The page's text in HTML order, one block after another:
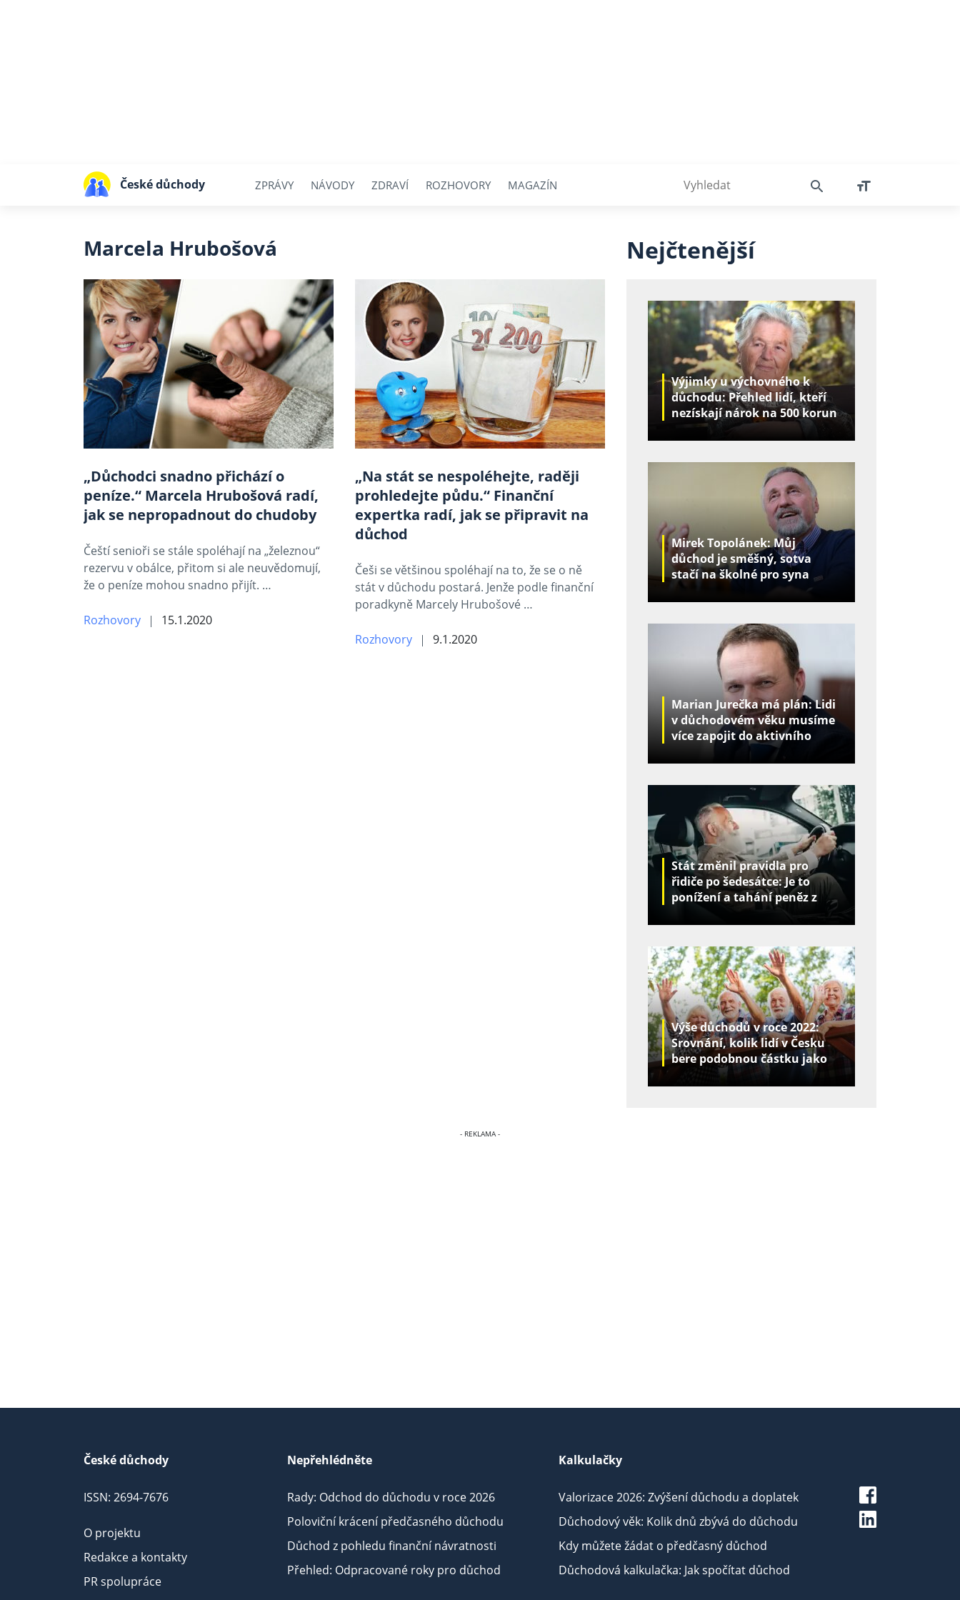
České důchody ZPRÁVY NÁVODY ZDRAVÍ ROZHOVORY MAGAZÍN
Marcela Hrubošová
„Důchodci snadno přichází o
peníze.“ Marcela Hrubošová radí,
jak se nepropadnout do chudoby
Čeští senioři se stále spoléhají na „železnou“
rezervu v obálce, přitom si ale neuvědomují,
že o peníze mohou snadno přijít. …
Rozhovory 15.1.2020
„Na stát se nespoléhejte, raději
prohledejte půdu.“ Finanční
expertka radí, jak se připravit na
důchod
Češi se většinou spoléhají na to, že se o ně
stát v důchodu postará. Jenže podle finanční
poradkyně Marcely Hrubošové …
Rozhovory 9.1.2020
Nejčtenější
Výjimky u výchovného k
důchodu: Přehled lidí, kteří
nezískají nárok na 500 korun
za děti
Mirek Topolánek: Můj
důchod je směšný, sotva
stačí na školné pro syna
Marian Jurečka má plán: Lidi
v důchodovém věku musíme
více zapojit do aktivního
Stát změnil pravidla pro
řidiče po šedesátce: Je to
ponížení a tahání peněz z
Výše důchodů v roce 2022:
Srovnání, kolik lidí v Česku
bere podobnou částku jako
České důchody
ISSN: 2694-7676
O projektu
Redakce a kontakty
PR spolupráce
Nepřehlédněte
Rady: Odchod do důchodu v roce 2026
Poloviční krácení předčasného důchodu
Důchod z pohledu finanční návratnosti
Přehled: Odpracované roky pro důchod
Kalkulačky
Valorizace 2026: Zvýšení důchodu a doplatek
Důchodový věk: Kolik dnů zbývá do důchodu
Kdy můžete žádat o předčasný důchod
Důchodová kalkulačka: Jak spočítat důchod